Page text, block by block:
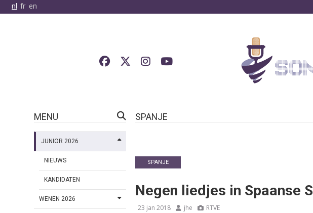
nl fr en
MENU
JUNIOR 2026
NIEUWS
KANDIDATEN
WENEN 2026
SPANJE
SPANJE
Negen liedjes in Spaanse
23 jan 2018 jhe RTVE